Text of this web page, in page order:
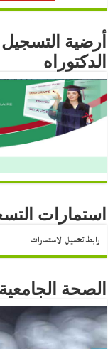
أرضية
الدكتوراه
استمارات
رابط تحميل الاستمارات
الصحة الجامعية